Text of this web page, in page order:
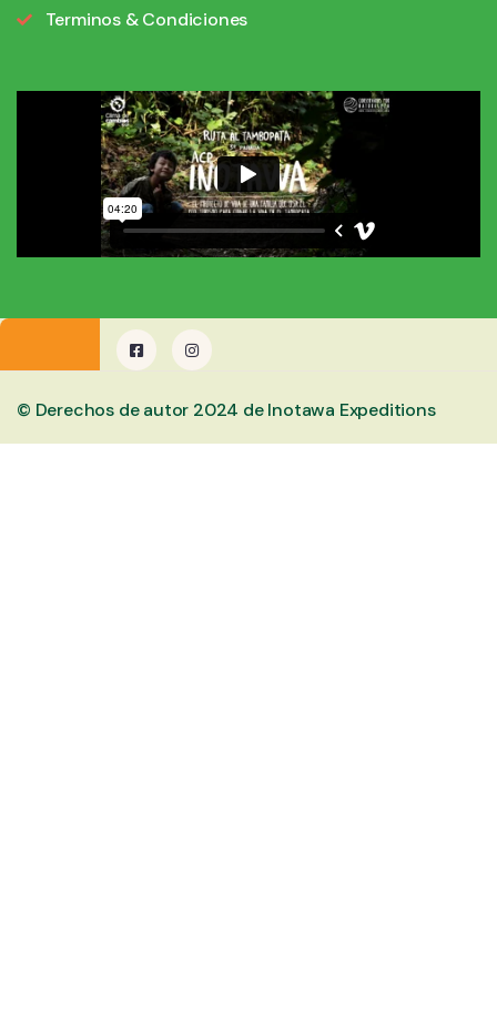
Terminos & Condiciones
© Derechos de autor 2024 de Inotawa Expeditions